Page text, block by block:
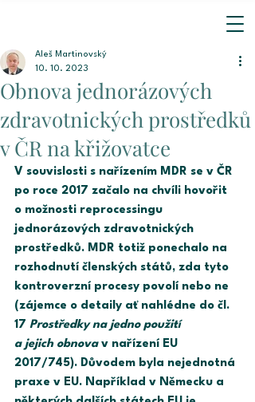
Obnova jednorázových
zdravotnických prostředků
v ČR na křižovatce
Aleš Martinovský
10. 10. 2023
V souvislosti s nařízením MDR se v ČR
po roce 2017 začalo na chvíli hovořit
o možnosti reprocessingu
jednorázových zdravotnických
prostředků. MDR totiž ponechalo na
rozhodnutí členských států, zda tyto
kontroverzní procesy povolí nebo ne
(zájemce o detaily ať nahlédne do čl.
17 Prostředky na jedno použití
a jejich obnova v nařízení EU
2017/745). Důvodem byla nejednotná
praxe v EU. Například v Německu a